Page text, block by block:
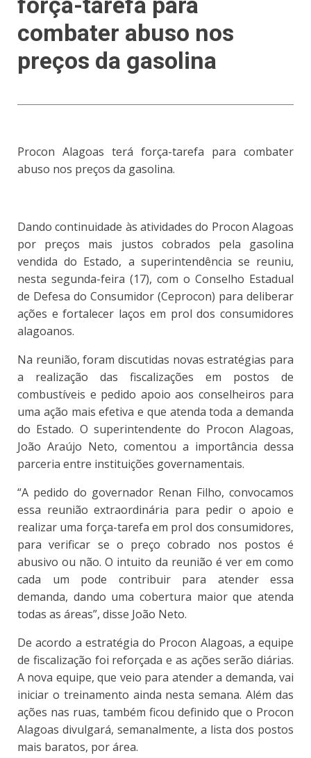
combater abuso nos
preços da gasolina
Procon Alagoas terá força-tarefa para combater
abuso nos preços da gasolina.
Dando continuidade às atividades do Procon Alagoas
por preços mais justos cobrados pela gasolina
vendida do Estado, a superintendência se reuniu,
nesta segunda-feira (17), com o Conselho Estadual
de Defesa do Consumidor (Ceprocon) para deliberar
ações e fortalecer laços em prol dos consumidores
alagoanos.
Na reunião, foram discutidas novas estratégias para
a realização das fiscalizações em postos de
combustíveis e pedido apoio aos conselheiros para
uma ação mais efetiva e que atenda toda a demanda
do Estado. O superintendente do Procon Alagoas,
João Araújo Neto, comentou a importância dessa
parceria entre instituições governamentais.
“A pedido do governador Renan Filho, convocamos
essa reunião extraordinária para pedir o apoio e
realizar uma força-tarefa em prol dos consumidores,
para verificar se o preço cobrado nos postos é
abusivo ou não. O intuito da reunião é ver em como
cada um pode contribuir para atender essa
demanda, dando uma cobertura maior que atenda
todas as áreas”, disse João Neto.
De acordo a estratégia do Procon Alagoas, a equipe
de fiscalização foi reforçada e as ações serão diárias.
A nova equipe, que veio para atender a demanda, vai
iniciar o treinamento ainda nesta semana. Além das
ações nas ruas, também ficou definido que o Procon
Alagoas divulgará, semanalmente, a lista dos postos
mais baratos, por área.